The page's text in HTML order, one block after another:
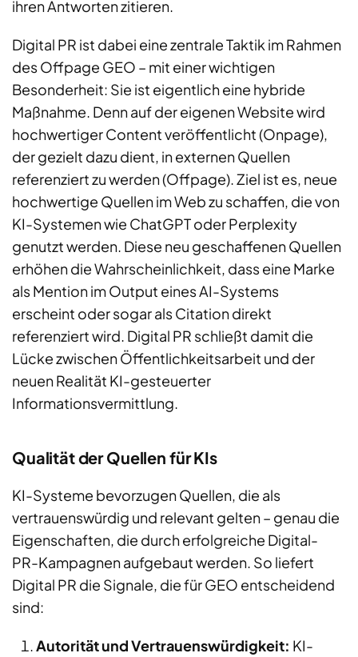
ihren Antworten zitieren.
Digital PR ist dabei eine zentrale Taktik im Rahmen
des Offpage GEO – mit einer wichtigen
Besonderheit: Sie ist eigentlich eine hybride
Maßnahme. Denn auf der eigenen Website wird
hochwertiger Content veröffentlicht (Onpage),
der gezielt dazu dient, in externen Quellen
referenziert zu werden (Offpage). Ziel ist es, neue
hochwertige Quellen im Web zu schaffen, die von
KI-Systemen wie ChatGPT oder Perplexity
genutzt werden. Diese neu geschaffenen Quellen
erhöhen die Wahrscheinlichkeit, dass eine Marke
als Mention im Output eines AI-Systems
erscheint oder sogar als Citation direkt
referenziert wird. Digital PR schließt damit die
Lücke zwischen Öffentlichkeitsarbeit und der
neuen Realität KI-gesteuerter
Informationsvermittlung.
Qualität der Quellen für KIs
KI-Systeme bevorzugen Quellen, die als
vertrauenswürdig und relevant gelten – genau die
Eigenschaften, die durch erfolgreiche Digital-
PR-Kampagnen aufgebaut werden. So liefert
Digital PR die Signale, die für GEO entscheidend
sind:
Autorität und Vertrauenswürdigkeit: KI-